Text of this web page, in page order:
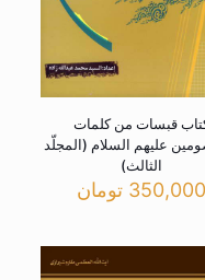
قبسات من کلمات
علیهم السلام (المجلّد
الثالث)
350,000 تومان